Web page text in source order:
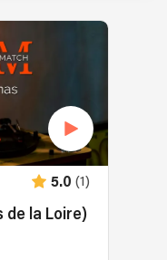
5.0 (1)
de la Loire)